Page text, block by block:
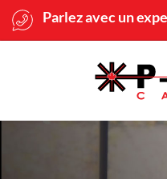
Parlez avec un